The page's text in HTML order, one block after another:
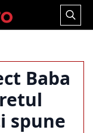
Search
Baba
spune